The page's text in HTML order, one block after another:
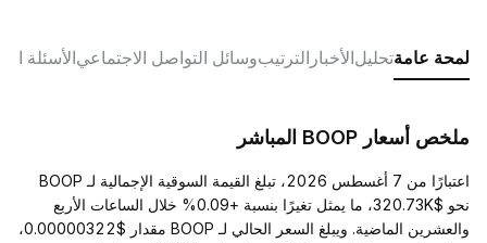
لمحة عامةتحليلالأخبار الترتيبوسائل التواصل الاجتماعيالأسئلة
ملخص أسعار BOOP المباشر
اعتبارًا من 7 أغسطس 2026، تبلغ القيمة السوقية الإجمالية لـ BOOP
نحو $320.73K، ما يمثل تغيرًا بنسبة +0.09% خلال الساعات الأربع
والعشرين الماضية. ويبلغ السعر الحالي لـ BOOP مقدار $0.00000322،